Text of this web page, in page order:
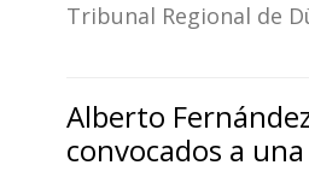
Tribunal Regional de
Alberto
convocados a